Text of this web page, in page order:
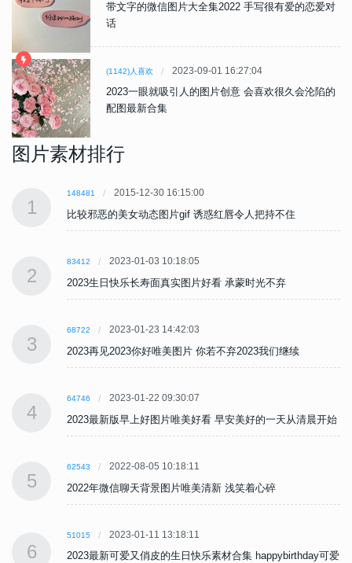
带文字的微信图片大全集2022 手写很有爱的恋爱对
话
(1142)人喜欢 2023-09-01 16:27:04
2023一眼就吸引人的图片创意 会喜欢很久会沦陷的
配图最新合集
图片素材排行
1
148481 2015-12-30 16:15:00
比较邪恶的美女动态图片gif 诱惑红唇令人把持不住
2
83412 2023-01-03 10:18:05
2023生日快乐长寿面真实图片好看 承蒙时光不弃
3
68722 2023-01-23 14:42:03
2023再见2023你好唯美图片 你若不弃2023我们继续
4
64746 2023-01-22 09:30:07
2023最新版早上好图片唯美好看 早安美好的一天从清晨开始
5
62543 2022-08-05 10:18:11
2022年微信聊天背景图片唯美清新 浅笑着心碎
6
51015 2023-01-11 13:18:11
2023最新可爱又俏皮的生日快乐素材合集 happybirthday可爱